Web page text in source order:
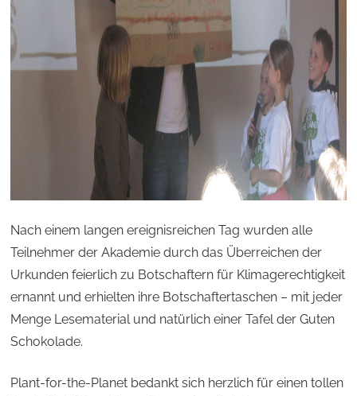
Nach einem langen ereignisreichen Tag wurden alle
Teilnehmer der Akademie durch das Überreichen der
Urkunden feierlich zu Botschaftern für Klimagerechtigkeit
ernannt und erhielten ihre Botschaftertaschen – mit jeder
Menge Lesematerial und natürlich einer Tafel der Guten
Schokolade.
Plant-for-the-Planet bedankt sich herzlich für einen tollen